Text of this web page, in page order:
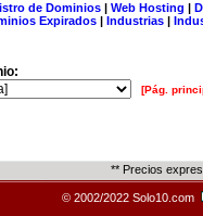
de Dominios| Web Hosting |
Expirados | Industrias |
[Pág.
** Precios
© 2002/2022 Solo10.com